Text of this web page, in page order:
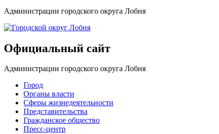
Администрации городского округа Лобня
Официальный сайт
Администрации городского округа Лобня
Город
Органы власти
Сферы жизнедеятельности
Представительства
Гражданское общество
Пресс-центр